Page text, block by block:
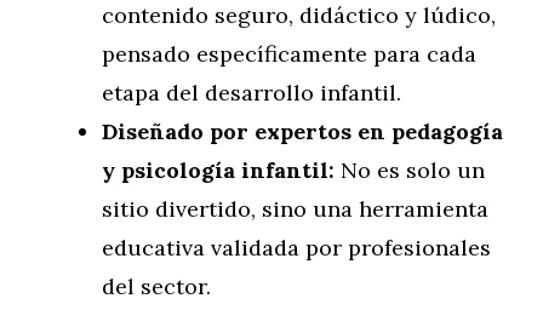
contenido seguro, didáctico y lúdico,
pensado específicamente para cada
etapa del desarrollo infantil.
Diseñado por expertos en pedagogía
y psicología infantil: No es solo un
sitio divertido, sino una herramienta
educativa validada por profesionales
del sector.